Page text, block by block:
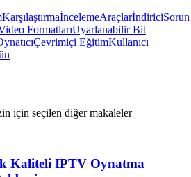
KarşılaştırmaİncelemeAraçlarİndiriciSorun
FormatlarıUyarlanabilir Bit
Çevrimiçi EğitimKullanıcı
için seçilen diğer makaleler
Kaliteli IPTV Oynatma